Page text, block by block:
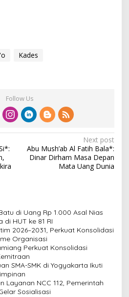
Kades
Follow Us
Next post
Abu Mush’ab Al Fatih Bala*:
Dinar Dirham Masa Depan
Mata Uang Dunia
di Uang Rp 1.000 Asal Nias
di HUT ke 81 RI
2026–2031, Perkuat Konsolidasi
Organisasi
Perkuat Konsolidasi
SMA-SMK di Yogyakarta Ikuti
Layanan NCC 112, Pemerintah
Sosialisasi